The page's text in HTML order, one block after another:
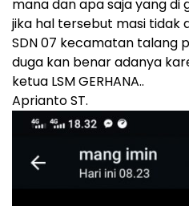
mana dan apa saja yang di
jika hal tersebut masi tidak
SDN 07 kecamatan talang
duga kan benar adanya
ketua LSM GERHANA..
Aprianto ST.